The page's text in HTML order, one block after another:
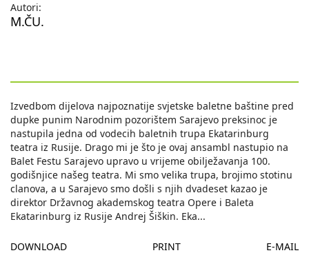
Autori:
M.ČU.
Izvedbom dijelova najpoznatije svjetske baletne baštine pred
dupke punim Narodnim pozorištem Sarajevo preksinoc je
nastupila jedna od vodecih baletnih trupa Ekatarinburg
teatra iz Rusije. Drago mi je što je ovaj ansambl nastupio na
Balet Festu Sarajevo upravo u vrijeme obilježavanja 100.
godišnjice našeg teatra. Mi smo velika trupa, brojimo stotinu
clanova, a u Sarajevo smo došli s njih dvadeset kazao je
direktor Državnog akademskog teatra Opere i Baleta
Ekatarinburg iz Rusije Andrej Šiškin. Eka...
DOWNLOAD PRINT E-MAIL